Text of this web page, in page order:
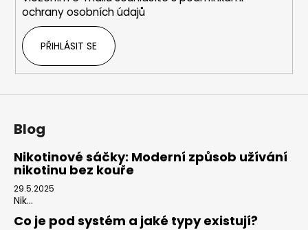
ochrany osobních údajů
PŘIHLÁSIT SE
Blog
Nikotinové sáčky: Moderní způsob užívání
nikotinu bez kouře
29.5.2025
Nik...
Co je pod systém a jaké typy existují?